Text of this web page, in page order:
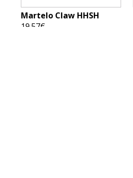
Martelo Claw HHSH
19.57€